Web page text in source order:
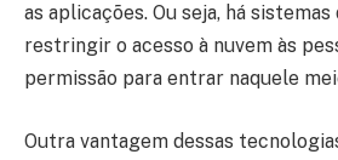
as aplicações. Ou seja, há
restringir o acesso à nuvem às
permissão para entrar naquele
Outra vantagem dessas